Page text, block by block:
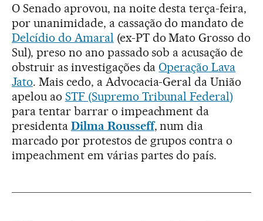
O Senado aprovou, na noite desta terça-feira,
por unanimidade, a cassação do mandato de
Delcídio do Amaral (ex-PT do Mato Grosso do
Sul), preso no ano passado sob a acusação de
obstruir as investigações da Operação Lava
Jato. Mais cedo, a Advocacia-Geral da União
apelou ao STF (Supremo Tribunal Federal)
para tentar barrar o impeachment da
presidenta Dilma Rousseff, num dia
marcado por protestos de grupos contra o
impeachment em várias partes do país.